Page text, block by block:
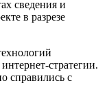
сведения и
в разрезе
стратегии.
справились с